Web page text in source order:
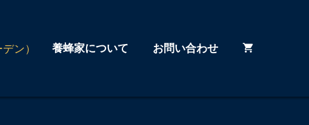
養蜂家について お問い合わせ